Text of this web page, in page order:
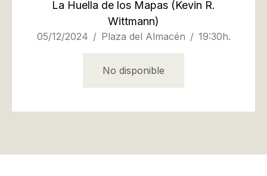
La Huella de los Mapas (Kevin R.
Wittmann)
05/12/2024 Plaza del Almacén 19:30h.
No disponible